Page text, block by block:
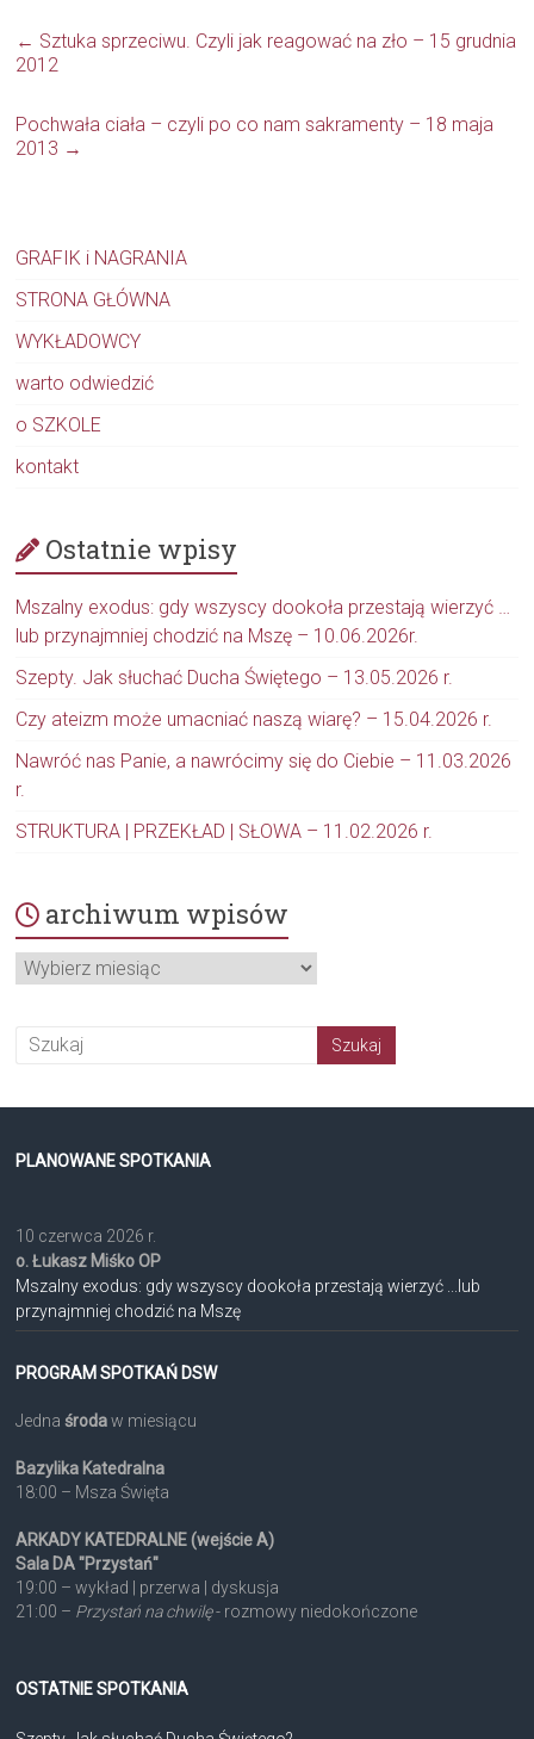
← Sztuka sprzeciwu. Czyli jak reagować na zło – 15 grudnia
2012
Pochwała ciała – czyli po co nam sakramenty – 18 maja
2013 →
GRAFIK i NAGRANIA
STRONA GŁÓWNA
WYKŁADOWCY
warto odwiedzić
o SZKOLE
kontakt
Ostatnie wpisy
Mszalny exodus: gdy wszyscy dookoła przestają wierzyć …
lub przynajmniej chodzić na Mszę – 10.06.2026r.
Szepty. Jak słuchać Ducha Świętego – 13.05.2026 r.
Czy ateizm może umacniać naszą wiarę? – 15.04.2026 r.
Nawróć nas Panie, a nawrócimy się do Ciebie – 11.03.2026
r.
STRUKTURA | PRZEKŁAD | SŁOWA – 11.02.2026 r.
archiwum wpisów
archiwum
wpisów
PLANOWANE SPOTKANIA
10 czerwca 2026 r.
o. Łukasz Miśko OP
Mszalny exodus: gdy wszyscy dookoła przestają wierzyć ...lub
przynajmniej chodzić na Mszę
PROGRAM SPOTKAŃ DSW
Jednaśrodaw miesiącu
Bazylika Katedralna
18:00 – Msza Święta
ARKADY KATEDRALNE (wejście A)
Sala DA "Przystań"
19:00 – wykład | przerwa | dyskusja
21:00 – Przystań na chwilę- rozmowy niedokończone
OSTATNIE SPOTKANIA